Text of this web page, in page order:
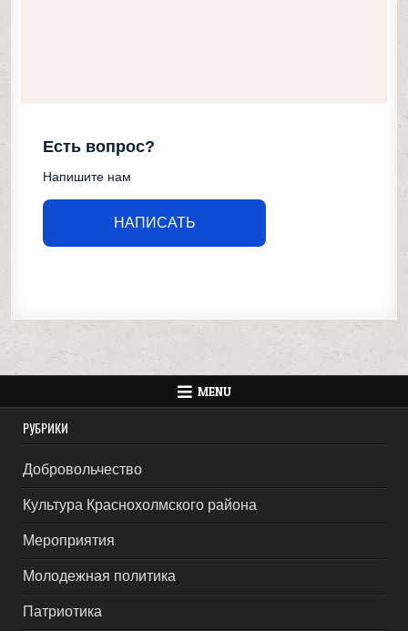
Есть вопрос?
Напишите нам
НАПИСАТЬ
MENU
РУБРИКИ
Добровольчество
Культура Краснохолмского района
Мероприятия
Молодежная политика
Патриотика